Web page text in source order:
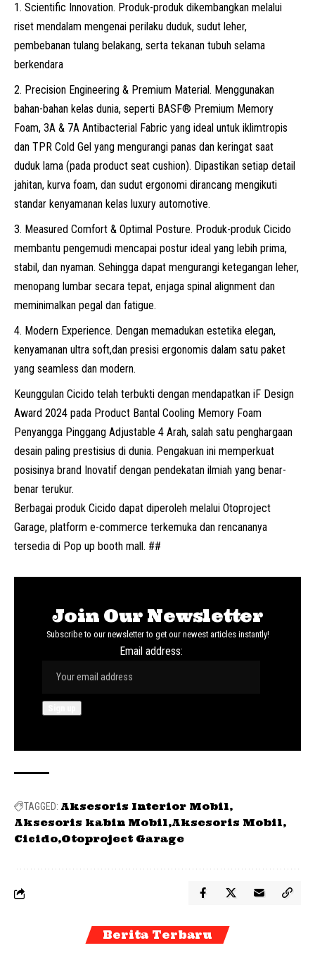
Scientific Innovation. Produk-produk dikembangkan melalui
riset mendalam mengenai perilaku duduk, sudut leher,
pembebanan tulang belakang, serta tekanan tubuh selama
berkendara
Precision Engineering & Premium Material. Menggunakan
bahan-bahan kelas dunia, seperti BASF® Premium Memory
Foam, 3A & 7A Antibacterial Fabric yang ideal untuk iklimtropis
dan TPR Cold Gel yang mengurangi panas dan keringat saat
duduk lama (pada product seat cushion). Dipastikan setiap detail
jahitan, kurva foam, dan sudut ergonomi dirancang mengikuti
standar kenyamanan kelas luxury automotive.
Measured Comfort & Optimal Posture. Produk-produk Cicido
membantu pengemudi mencapai postur ideal yang lebih prima,
stabil, dan nyaman. Sehingga dapat mengurangi ketegangan leher,
menopang lumbar secara tepat, enjaga spinal alignment dan
meminimalkan pegal dan fatigue.
Modern Experience. Dengan memadukan estetika elegan,
kenyamanan ultra soft,dan presisi ergonomis dalam satu paket
yang seamless dan modern.
Keunggulan Cicido telah terbukti dengan mendapatkan iF Design
Award 2024 pada Product Bantal Cooling Memory Foam
Penyangga Pinggang Adjustable 4 Arah, salah satu penghargaan
desain paling prestisius di dunia. Pengakuan ini memperkuat
posisinya brand Inovatif dengan pendekatan ilmiah yang benar-
benar terukur.
Berbagai produk Cicido dapat diperoleh melalui Otoproject
Garage, platform e-commerce terkemuka dan rencananya
tersedia di Pop up booth mall. ##
Join Our Newsletter
Subscribe to our newsletter to get our newest articles instantly!
Email address:
TAGGED: Aksesoris Interior Mobil
Aksesoris kabin Mobil Aksesoris Mobil
Cicido Otoproject Garage
Berita Terbaru